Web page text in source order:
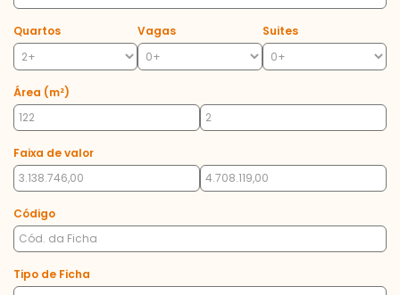
Quartos Vagas Suites
Área (m²)
Faixa de valor
Código
Tipo de Ficha